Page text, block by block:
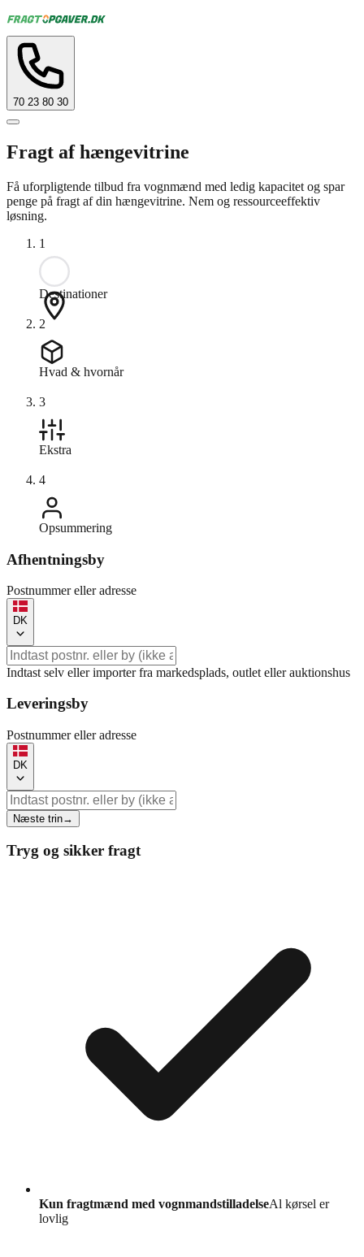
70 23 80 30
Fragt af hængevitrine
Få uforpligtende tilbud fra vognmænd med ledig kapacitet og spar
penge på fragt af din hængevitrine. Nem og ressourceeffektiv
løsning.
1
Destinationer
2
Hvad & hvornår
3
Ekstra
4
Opsummering
Afhentningsby
Postnummer eller adresse
DK
Indtast selv eller importer fra markedsplads, outlet eller auktionshus
Leveringsby
Postnummer eller adresse
DK
Næste trin→
Tryg og sikker fragt
Kun fragtmænd med vognmandstilladelseAl kørsel er
lovlig